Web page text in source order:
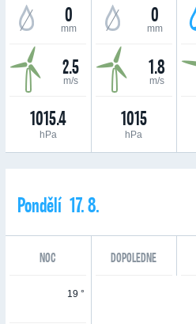
0
mm
2.5
m/s
1015.4
hPa
0
mm
1.8
m/s
1015
hPa
Pondělí 17. 8.
NOC DOPOLEDNE
19 °